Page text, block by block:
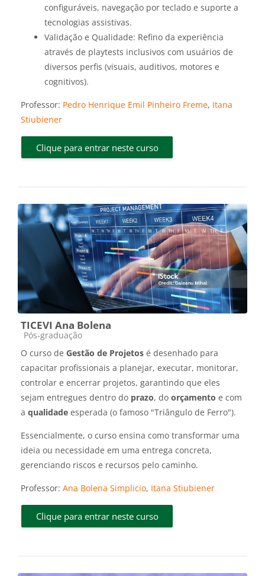
configuráveis, navegação por teclado e suporte a
tecnologias assistivas.
Validação e Qualidade: Refino da experiência
através de playtests inclusivos com usuários de
diversos perfis (visuais, auditivos, motores e
cognitivos).
Professor: Pedro Henrique Emil Pinheiro Freme, Itana
Stiubiener
Clique para entrar neste curso
TICEVI Ana Bolena
Categoria do curso
Pós-graduação
O curso de Gestão de Projetos é desenhado para
capacitar profissionais a planejar, executar, monitorar,
controlar e encerrar projetos, garantindo que eles
sejam entregues dentro do prazo, do orçamento e com
a qualidade esperada (o famoso "Triângulo de Ferro").
Essencialmente, o curso ensina como transformar uma
ideia ou necessidade em uma entrega concreta,
gerenciando riscos e recursos pelo caminho.
Professor: Ana Bolena Simplicio, Itana Stiubiener
Clique para entrar neste curso